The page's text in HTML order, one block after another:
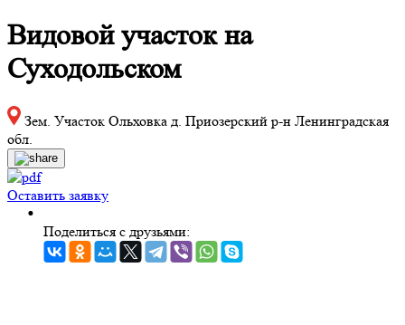
Видовой участок на
Суходольском
Зем. Участок Ольховка д. Приозерский р-н Ленинградская
обл.
Поделиться с друзьями:
Оставить заявку